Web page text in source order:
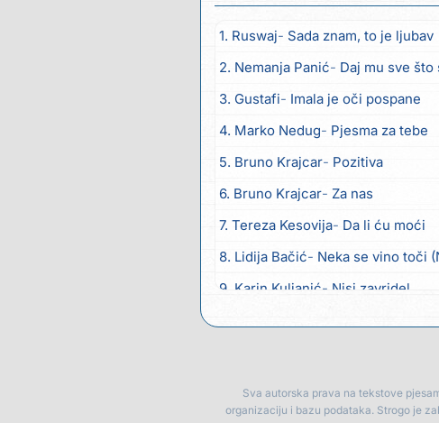
1. Ruswaj Sada znam, to je ljubav
2. Nemanja Panić Daj mu sve što
3. Gustafi Imala je oči pospane
4. Marko Nedug Pjesma za tebe
5. Bruno Krajcar Pozitiva
6. Bruno Krajcar Za nas
7. Tereza Kesovija Da li ću moći
8. Lidija Bačić Neka se vino toči
9. Karin Kuljanić Nisi zavridel
13. Rusko Richie Ti i ja
Sva autorska prava na tekstove
organizaciju i bazu podataka. Strogo je